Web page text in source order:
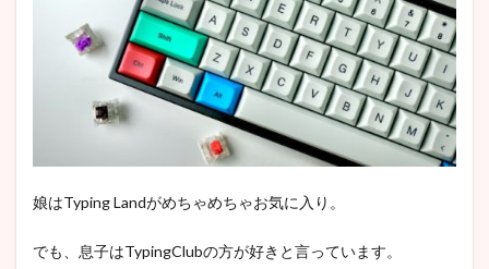
娘はTyping Landがめちゃめちゃお気に入り。
でも、息子はTypingClubの方が好きと言っています。